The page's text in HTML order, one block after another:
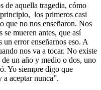
de aquella tragedia, cómo
los primeros casi
que no nos enseñaron. Nos
se mueren antes, que así
error enseñarnos eso. A
nos va a tocar. No existe
un año y medio o dos, uno
Yo siempre digo que
aceptar nunca”.